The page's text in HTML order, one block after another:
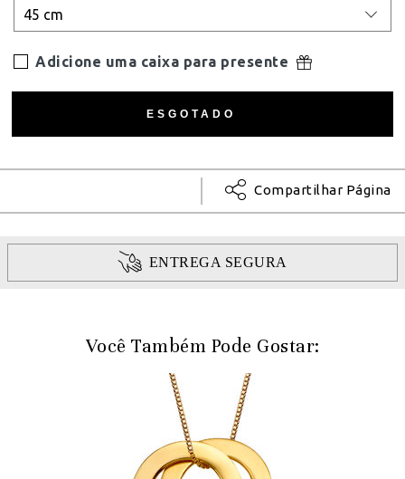
Adicione uma caixa para presente
Compartilhar Página
ENTREGA SEGURA
Você Também Pode Gostar: